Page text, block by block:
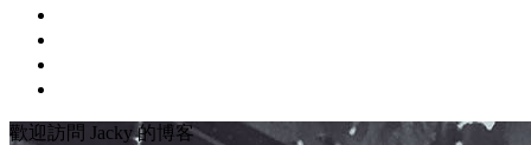
歡迎訪問 Jacky 的博客